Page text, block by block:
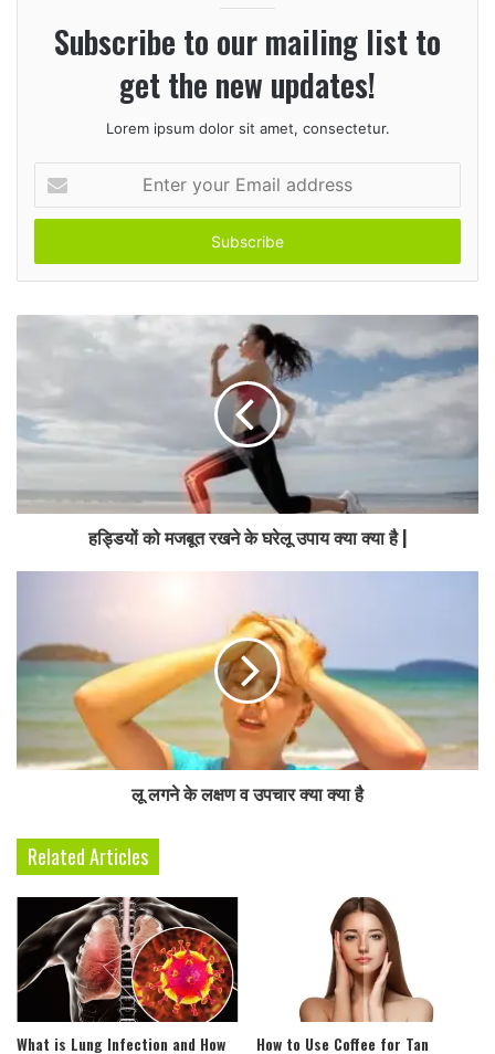
e
Subscribe to our mailing list to
get the new updates!
Lorem ipsum dolor sit amet, consectetur.
t
r
o
a
i
a
r
हड्डियों को मजबूत रखने के घरेलू उपाय क्या क्या है |
लू लगने के लक्षण व उपचार क्या क्या है
Related Articles
What is Lung Infection and How
How to Use Coffee for Tan